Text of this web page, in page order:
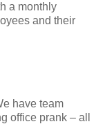
a monthly
and their
have team
office prank – all